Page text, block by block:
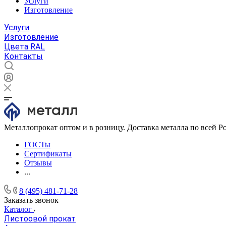
Изготовление
Услуги
Изготовление
Цвета RAL
Контакты
Металлопрокат оптом и в розницу. Доставка металла по всей
ГОСТы
Сертификаты
Отзывы
...
8 (495) 481-71-28
Заказать звонок
Каталог
Листоовой прокат